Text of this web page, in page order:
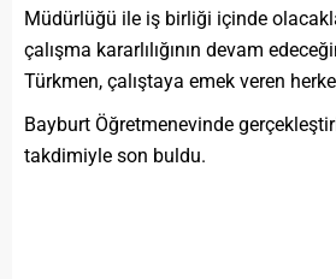
Müdürlüğü ile iş birliği içinde
çalışma kararlılığının devam
Türkmen, çalıştaya emek veren
Bayburt Öğretmenevinde
takdimiyle son buldu.